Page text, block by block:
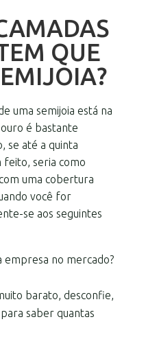
QUE
uma semijoia está na
é bastante
se até a quinta
feito, seria como
uma cobertura
você for
se aos seguintes
empresa no mercado?
barato, desconfie,
saber quantas